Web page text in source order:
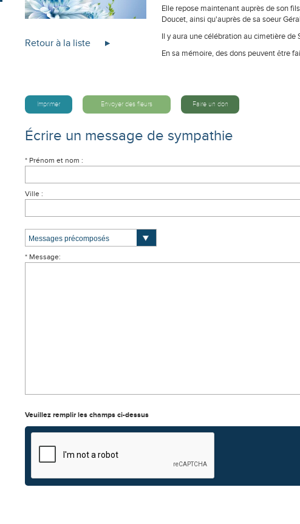
Retour à la liste
Elle repose maintenant auprès de son
Doucet, ainsi qu'auprès de sa soeur
Il y aura une célébration au cimetière
En sa mémoire, des dons peuvent être
Imprimer Envoyer des fleurs Faire un don
Écrire un message de sympathie
* Prénom et nom :
Ville :
* Message:
Veuillez remplir les champs ci-dessus